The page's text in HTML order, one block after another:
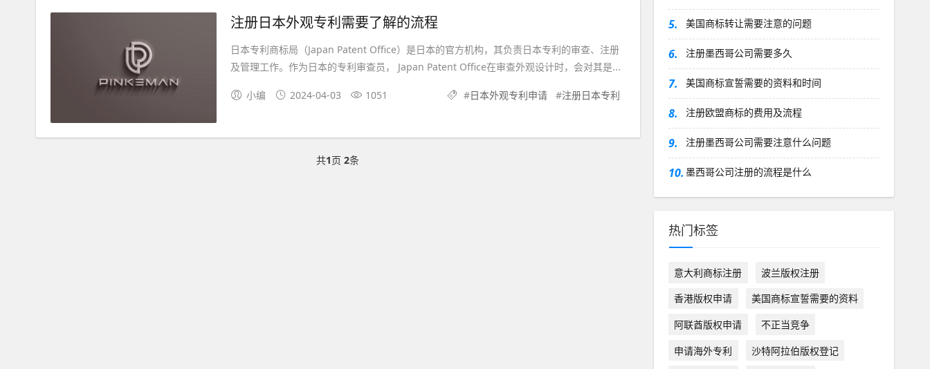
注册日本外观专利需要了解的流程
日本专利商标局（Japan Patent Office）是日本的官方机构，其负责日本专利的审查、注册
及管理工作。作为日本的专利审查员， Japan Patent Office在审查外观设计时，会对其是...
小编 2024-04-03 1051 #日本外观专利申请 #注册日本专利
共1页2条
5. 美国商标转让需要注意的问题
6. 注册墨西哥公司需要多久
7. 美国商标宣誓需要的资料和时间
8. 注册欧盟商标的费用及流程
9. 注册墨西哥公司需要注意什么问题
10. 墨西哥公司注册的流程是什么
热门标签
意大利商标注册
波兰版权注册
香港版权申请
美国商标宣誓需要的资料
阿联酋版权申请
不正当竞争
申请海外专利
沙特阿拉伯版权登记